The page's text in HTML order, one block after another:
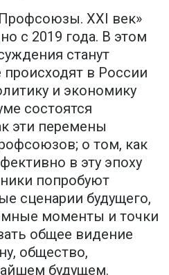
XXI век»
с 2019 года. В этом
станут
в России
и экономику
состоятся
эти перемены
о том, как
в эту эпоху
попробуют
сценарии будущего,
моменты и точки
общее видение
общество,
будущем.